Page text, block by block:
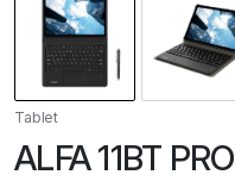
Tablet
ALFA 11BT PRO